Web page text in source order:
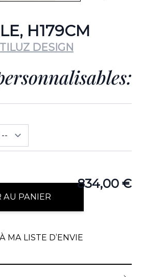
View
H179CM
DESIGN
834,00 €
AU PANIER
MA LISTE D’ENVIE